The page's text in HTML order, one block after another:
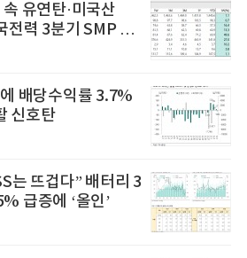
유연탄·미국산
전력 3분기 SMP 상
배당수익률 3.7%
신호탄
는 뜨겁다” 배터리 3
급증에 ‘올인’